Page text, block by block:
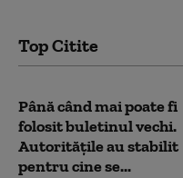
Top Citite
Până când mai poate fi
folosit buletinul vechi.
Autoritățile au stabilit
pentru cine se...